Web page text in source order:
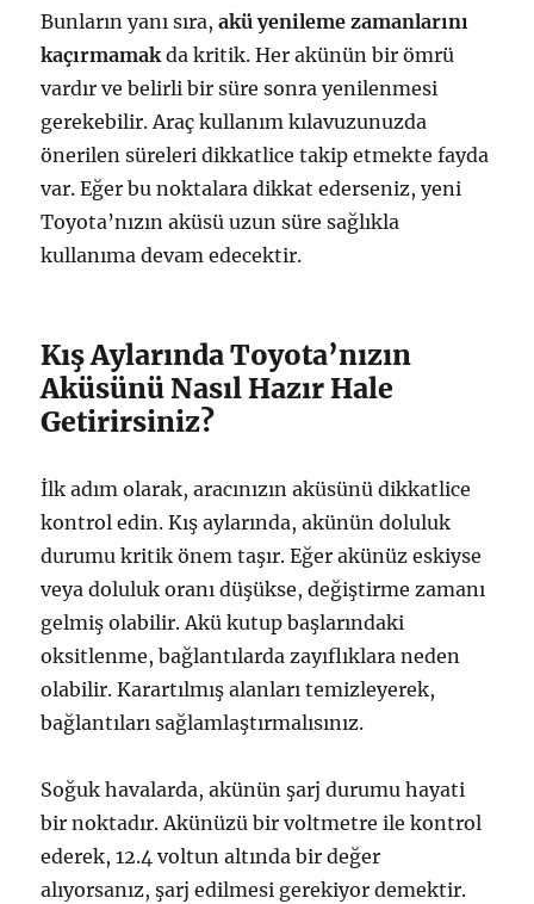
Bunların yanı sıra,akü yenileme zamanlarını
kaçırmamakda kritik. Her akünün bir ömrü
vardır ve belirli bir süre sonra yenilenmesi
gerekebilir. Araç kullanım kılavuzunuzda
önerilen süreleri dikkatlice takip etmekte fayda
var. Eğer bu noktalara dikkat ederseniz, yeni
Toyota’nızın aküsü uzun süre sağlıkla
kullanıma devam edecektir.
Kış Aylarında Toyota’nızın
Aküsünü Nasıl Hazır Hale
Getirirsiniz?
İlk adım olarak, aracınızın aküsünü dikkatlice
kontrol edin. Kış aylarında, akünün doluluk
durumu kritik önem taşır. Eğer akünüz eskiyse
veya doluluk oranı düşükse, değiştirme zamanı
gelmiş olabilir. Akü kutup başlarındaki
oksitlenme, bağlantılarda zayıflıklara neden
olabilir. Karartılmış alanları temizleyerek,
bağlantıları sağlamlaştırmalısınız.
Soğuk havalarda, akünün şarj durumu hayati
bir noktadır. Akünüzü bir voltmetre ile kontrol
ederek, 12.4 voltun altında bir değer
alıyorsanız, şarj edilmesi gerekiyor demektir.